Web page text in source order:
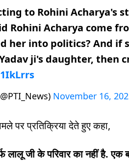
to Rohini Acharya's
Rohini Acharya come
her into politics? And if
ji's daughter, then
November 16,
पर प्रतिक्रिया देते हुए कहा,
लालू जी के परिवार का नहीं है. एक